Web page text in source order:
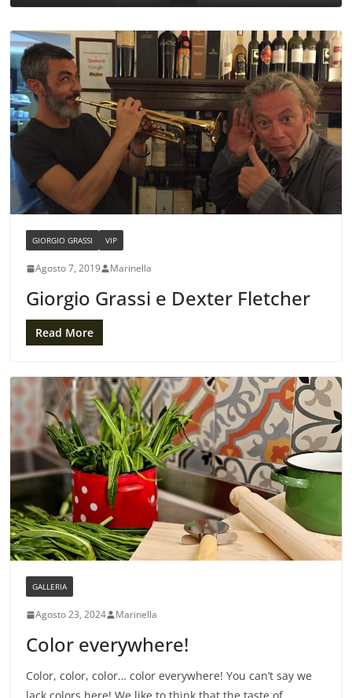
GIORGIO GRASSI VIP
Agosto 7, 2019 Marinella
Giorgio Grassi e Dexter Fletcher
Read More
GALLERIA
Agosto 23, 2024 Marinella
Color everywhere!
Color, color, color… color everywhere! You can’t say we